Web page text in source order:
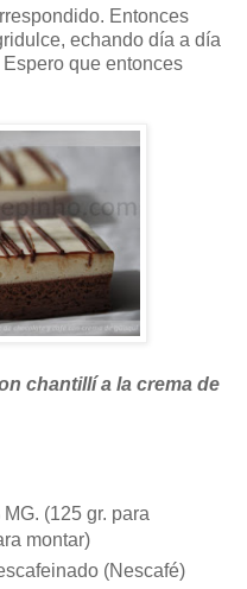
Entonces
echando día a día
que entonces
chantillí a la crema de
(125 gr. para
montar)
(Nescafé)